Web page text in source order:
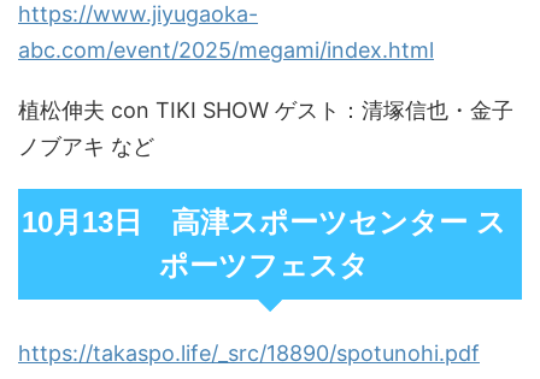
https://www.jiyugaoka-
abc.com/event/2025/megami/index.html
植松伸夫 con TIKI SHOW ゲスト：清塚信也・金子
ノブアキ など
10月13日 高津スポーツセンター ス
ポーツフェスタ
https://takaspo.life/_src/18890/spotunohi.pdf